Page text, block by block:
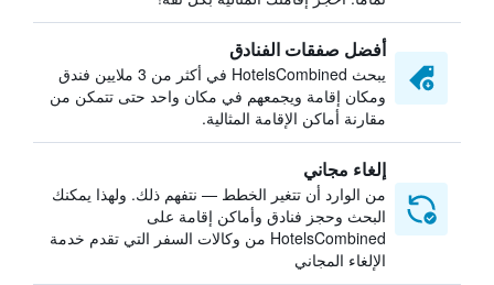
أفضل صفقات الفنادق
يبحث HotelsCombined في أكثر من 3 ملايين فندق
ومكان إقامة ويجمعهم في مكان واحد حتى تتمكن من
مقارنة أماكن الإقامة المثالية.
إلغاء مجاني
من الوارد أن تتغير الخطط — نتفهم ذلك. ولهذا يمكنك
البحث وحجز فنادق وأماكن إقامة على
HotelsCombined من وكالات السفر التي تقدم خدمة
الإلغاء المجاني